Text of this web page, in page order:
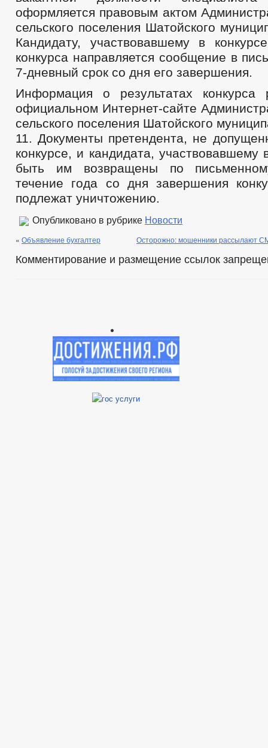
оформляется правовым актом
сельского поселения Шатойского
Кандидату, участвовавшему в
конкурса направляется сообщение в
7-дневный срок со дня его завершения.
Информация о результатах конкурса
официальном Интернет-сайте
сельского поселения Шатойского
11. Документы претендента, не
конкурсе, и кандидата, участвовавшему
быть им возвращены по
течение года со дня завершения
подлежат уничтожению.
Опубликовано в рубрике Новости
« Объявление бухгалтер Осторожно: мошенники рассылают
Комментирование и размещение ссылок